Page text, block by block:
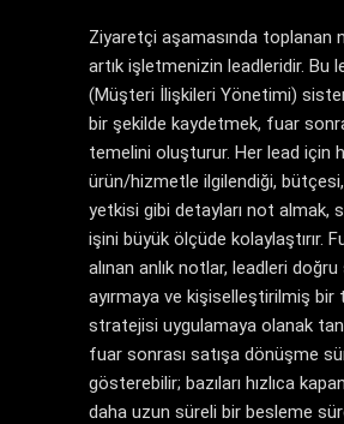
Ziyaretçi aşamasında toplanan
artık işletmenizin leadleridir. Bu
(Müşteri İlişkileri Yönetimi)
bir şekilde kaydetmek, fuar
temelini oluşturur. Her lead için
ürün/hizmetle ilgilendiği,
yetkisi gibi detayları not almak,
işini büyük ölçüde kolaylaştırır.
alınan anlık notlar, leadleri
ayırmaya ve kişiselleştirilmiş bir
stratejisi uygulamaya olanak
fuar sonrası satışa dönüşme
gösterebilir; bazıları hızlıca
daha uzun süreli bir besleme